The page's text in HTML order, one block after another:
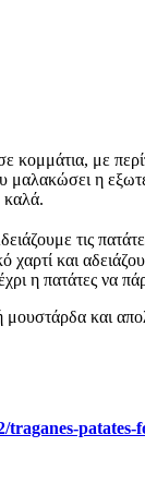
κομμάτια, με
μαλακώσει η
καλά.
τις
χαρτί και
η πατάτες να
και
traganes-